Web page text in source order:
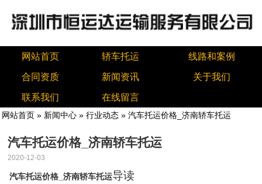
网站首页 轿车托运 线路和案例
合同资质 新闻资讯 关于我们
联系我们 在线留言
网站首页 » 新闻中心 » 行业动态 » 汽车托运价格_济南轿车托运
汽车托运价格_济南轿车托运
2020-12-03
汽车托运价格_济南轿车托运导读